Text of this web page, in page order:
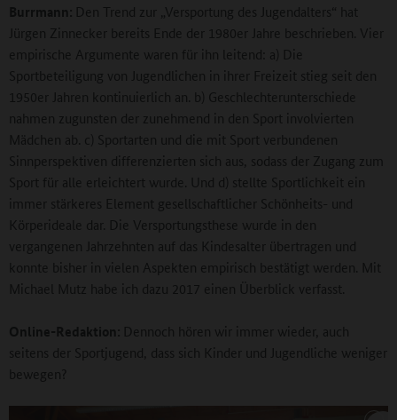
Burrmann: Den Trend zur „Versportung des Jugendalters“ hat
Jürgen Zinnecker bereits Ende der 1980er Jahre beschrieben. Vier
empirische Argumente waren für ihn leitend: a) Die
Sportbeteiligung von Jugendlichen in ihrer Freizeit stieg seit den
1950er Jahren kontinuierlich an. b) Geschlechterunterschiede
nahmen zugunsten der zunehmend in den Sport involvierten
Mädchen ab. c) Sportarten und die mit Sport verbundenen
Sinnperspektiven differenzierten sich aus, sodass der Zugang zum
Sport für alle erleichtert wurde. Und d) stellte Sportlichkeit ein
immer stärkeres Element gesellschaftlicher Schönheits- und
Körperideale dar. Die Versportungsthese wurde in den
vergangenen Jahrzehnten auf das Kindesalter übertragen und
konnte bisher in vielen Aspekten empirisch bestätigt werden. Mit
Michael Mutz habe ich dazu 2017 einen Überblick verfasst.
Online-Redaktion: Dennoch hören wir immer wieder, auch
seitens der Sportjugend, dass sich Kinder und Jugendliche weniger
bewegen?